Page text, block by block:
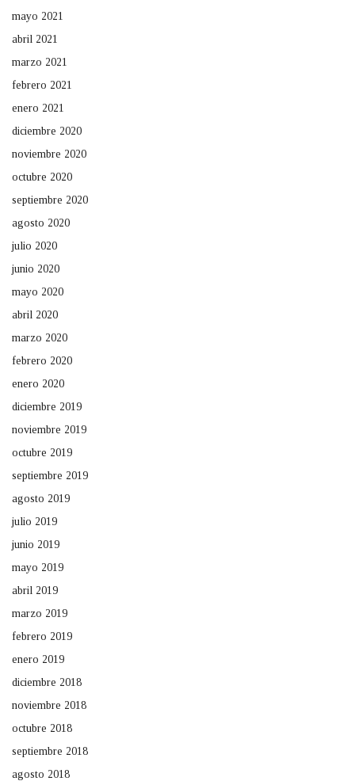
mayo 2021
abril 2021
marzo 2021
febrero 2021
enero 2021
diciembre 2020
noviembre 2020
octubre 2020
septiembre 2020
agosto 2020
julio 2020
junio 2020
mayo 2020
abril 2020
marzo 2020
febrero 2020
enero 2020
diciembre 2019
noviembre 2019
octubre 2019
septiembre 2019
agosto 2019
julio 2019
junio 2019
mayo 2019
abril 2019
marzo 2019
febrero 2019
enero 2019
diciembre 2018
noviembre 2018
octubre 2018
septiembre 2018
agosto 2018